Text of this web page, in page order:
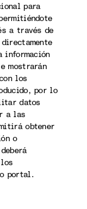
para
a través de
mostrarán
los
por lo
datos
a las
obtener
o
portal.